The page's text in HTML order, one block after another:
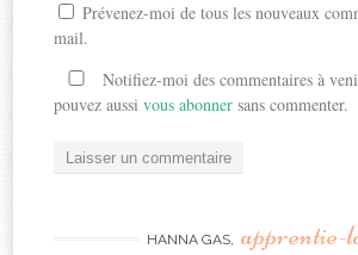
Prévenez-moi de tous les nouveaux
mail.
Notifiez-moi des commentaires à
pouvez aussivous abonner sans commenter.
HANNA GAS, apprentie-